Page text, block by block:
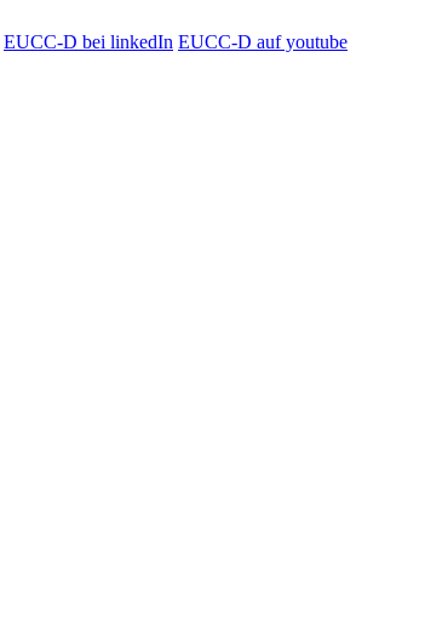
EUCC-D bei linkedIn EUCC-D auf youtube